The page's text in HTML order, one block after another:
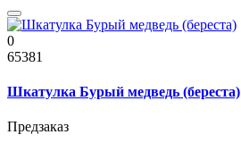
0
65381
Шкатулка Бурый медведь (береста)
Предзаказ